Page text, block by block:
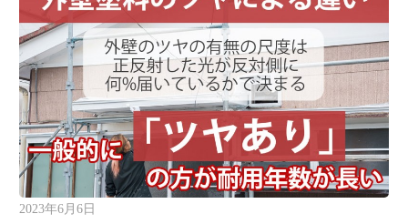
2023年6月6日